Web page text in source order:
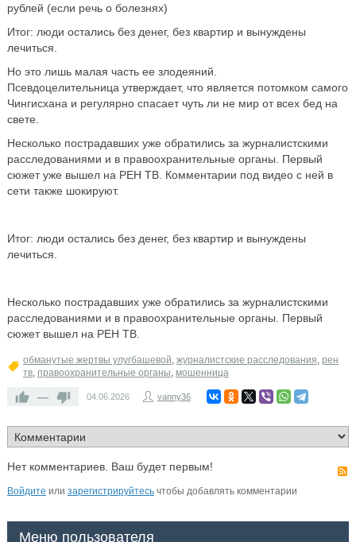
рублей (если речь о болезнях)
Итог: люди остались без денег, без квартир и вынуждены
лечиться.
Но это лишь малая часть ее злодеяний.
Псевдоцелительница утверждает, что является потомком самого
Чингисхана и регулярно спасает чуть ли не мир от всех бед на
свете.
Несколько пострадавших уже обратились за журналистскими
расследованиями и в правоохранительные органы. Первый
сюжет уже вышел на РЕН ТВ. Комментарии под видео с ней в
сети также шокируют.
Итог: люди остались без денег, без квартир и вынуждены
лечиться.
Несколько пострадавших уже обратились за журналистскими
расследованиями и в правоохранительные органы. Первый
сюжет вышел на РЕН ТВ.
обманутые жертвы улугбашевой, журналистские расследования, рен
тв, правоохранительные органы, мошенница
— 04.06.2026 vanny36
Нет комментариев. Ваш будет первым!
Войдите или зарегистрируйтесьчтобы добавлять комментарии
Меню пользователя